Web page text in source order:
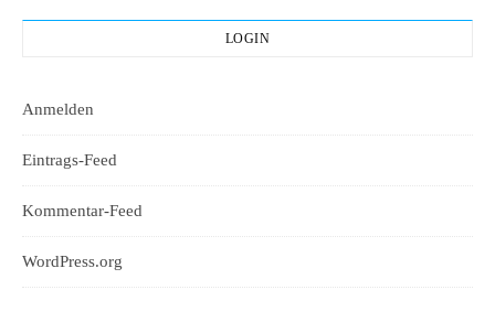
LOGIN
Anmelden
Eintrags-Feed
Kommentar-Feed
WordPress.org